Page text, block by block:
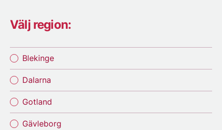
Välj region:
Blekinge
Dalarna
Gotland
Gävleborg